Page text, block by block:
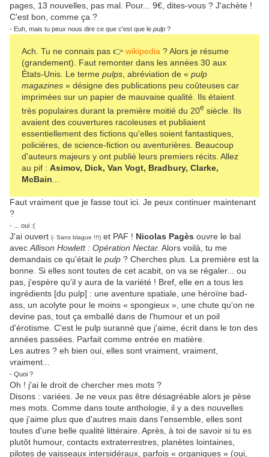
pages, 13 nouvelles, pas mal. Pour... 9€, dites-vous ? J'achète !
C'est bon, comme ça ?
- Euh, mais tu peux nous dire ce que c'est que le pulp ?
Ach. Tu ne connais pas 👉 wikipedia ? Alors je résume
(grandement). Faut remonter dans les années 30 aux
États-Unis. Le terme pulps , abréviation de « pulp
magazines » désigne des publications peu coûteuses car
imprimées sur un papier de mauvaise qualité. Ils étaient
très populaires durant la première moitié du 20e siècle. Ils
avaient des couvertures racoleuses et publiaient
essentiellement des fictions qu'elles soient fantastiques,
policières, de science-fiction ou aventurières. Beaucoup
d'auteurs majeurs y ont publié leurs premiers récits. Allez
au pif : Asimov, Dick, Van Vogt, Bradbury, Clarke,
McBain
Faut vraiment que je fasse tout ici. Je peux continuer maintenant
?
- ... oui :(
J'ai ouvert (- Sans blague !!!) et PAF ! Nicolas Pagès ouvre le bal
avec Allison Howlett : Opération Nectar. Alors voilà, tu me
demandais ce qu'était le pulp ? Cherches plus. La première est la
bonne. Si elles sont toutes de cet acabit, on va se régaler... ou
pas, j'espère qu'il y aura de la variété ! Bref, elle en a tous les
ingrédients [du pulp] : une aventure spatiale, une héroïne bad-
ass, un acolyte pour le moins « spongieux », une chute qu'on ne
devine pas, tout ça emballé dans de l'humour et un poil
d'érotisme. C'est le pulp suranné que j'aime, écrit dans le ton des
années passées. Parfait comme entrée en matière.
Les autres ? eh bien oui, elles sont vraiment, vraiment,
vraiment...
- Quoi ?
Oh ! j'ai le droit de chercher mes mots ?
Disons : variées. Je ne veux pas être désagréable alors je pèse
mes mots. Comme dans toute anthologie, il y a des nouvelles
que j'aime plus que d'autres mais dans l'ensemble, elles sont
toutes d'une belle qualité littéraire. Après, à toi de savoir si tu es
plutôt humour, contacts extraterrestres, planètes lointaines,
pilotes de vaisseaux intersidéraux, parfois « organiques » (oui,